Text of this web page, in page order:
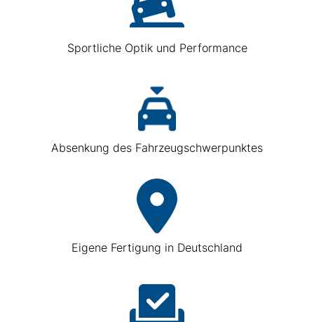
Sportliche Optik und Performance
Absenkung des Fahrzeugschwerpunktes
Eigene Fertigung in Deutschland